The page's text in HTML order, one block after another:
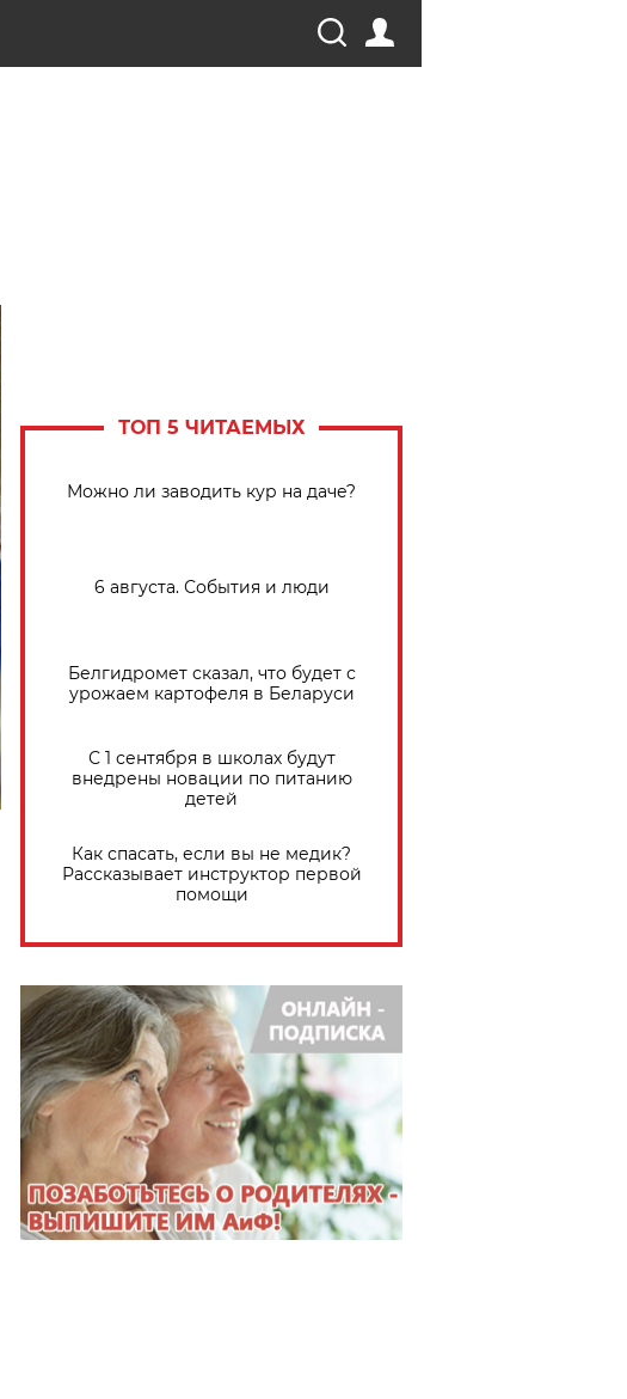
ТОП 5 ЧИТАЕМЫХ
Можно ли заводить кур на даче?
6 августа. События и люди
Белгидромет сказал, что будет с
урожаем картофеля в Беларуси
С 1 сентября в школах будут
внедрены новации по питанию
детей
Как спасать, если вы не медик?
Рассказывает инструктор первой
помощи